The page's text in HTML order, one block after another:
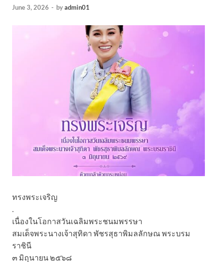
June 3, 2026 - byadmin01
ทรงพระเจริญ
.
เนื่องในโอกาสวันเฉลิมพระชนมพรรษา
สมเด็จพระนางเจ้าสุทิดา พัชรสุธาพิมลลักษณ พระบรม
ราชินี
๓ มิถุนายน ๒๕๖๘